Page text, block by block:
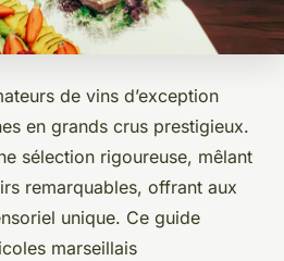
de vins d’exception
en grands crus prestigieux.
sélection rigoureuse, mêlant
remarquables, offrant aux
unique. Ce guide
marseillais